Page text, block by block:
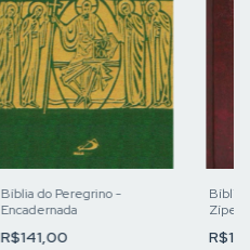
Bíblia do Peregrino -
Encadernada
R$141,00
Bíblia
Zíper